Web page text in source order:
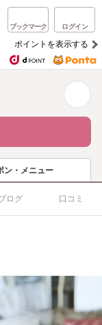
ブックマーク ログイン
ポイントを表示する
ン・メニュー
ログ 口コミ